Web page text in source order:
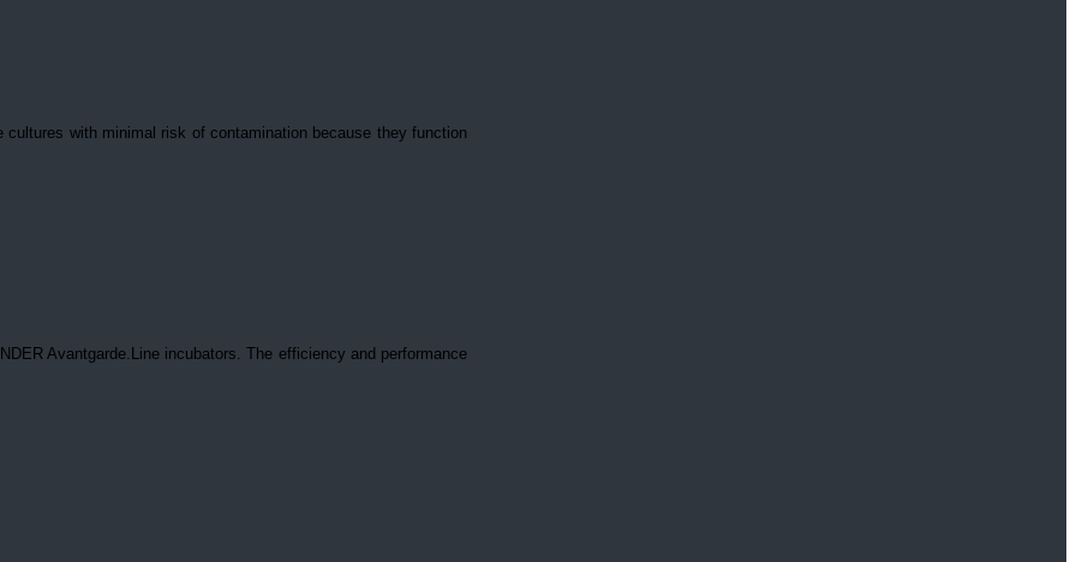
with minimal risk of contamination because they function
Avantgarde.Line incubators. The efficiency and performance